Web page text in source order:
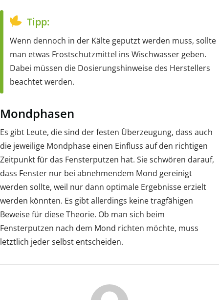
Tipp:
Wenn dennoch in der Kälte geputzt werden muss, sollte
man etwas Frostschutzmittel ins Wischwasser geben.
Dabei müssen die Dosierungshinweise des Herstellers
beachtet werden.
Mondphasen
Es gibt Leute, die sind der festen Überzeugung, dass auch
die jeweilige Mondphase einen Einfluss auf den richtigen
Zeitpunkt für das Fensterputzen hat. Sie schwören darauf,
dass Fenster nur bei abnehmendem Mond gereinigt
werden sollte, weil nur dann optimale Ergebnisse erzielt
werden könnten. Es gibt allerdings keine tragfähigen
Beweise für diese Theorie. Ob man sich beim
Fensterputzen nach dem Mond richten möchte, muss
letztlich jeder selbst entscheiden.